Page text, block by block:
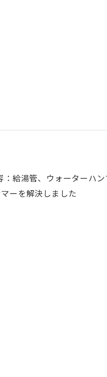
：給湯管、ウォーターハ
ーを解決しました